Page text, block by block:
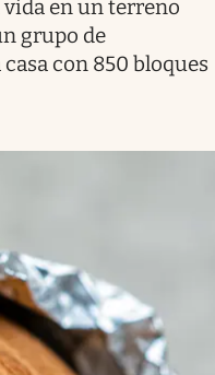
vida en un terreno
grupo de
con 850 bloques